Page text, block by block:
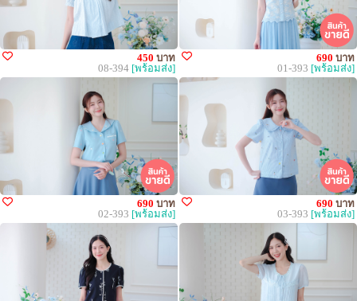
450 บาท
08-394 [พร้อมส่ง]
690 บาท
01-393 [พร้อมส่ง]
690 บาท
02-393 [พร้อมส่ง]
690 บาท
03-393 [พร้อมส่ง]